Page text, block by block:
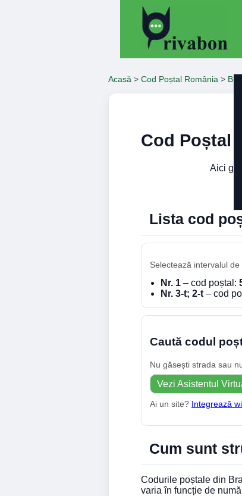
Acasă > Cod Poștal România >
Cod Poștal
Aici
Lista cod
Selectează intervalul
Nr. 1 – cod poștal:
Nr. 3-t; 2-t – cod
Caută codul
Nu găsești strada sau
Vezi Asistentul
Ai un site? Integrează
Cum sunt
Codurile poștale din
varia în funcție de